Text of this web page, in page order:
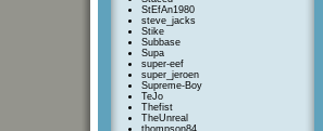
StEfAn1980
steve_jacks
Stike
Subbase
Supa
super-eef
super_jeroen
Supreme-Boy
TeJo
Thefist
TheUnreal
thompson84